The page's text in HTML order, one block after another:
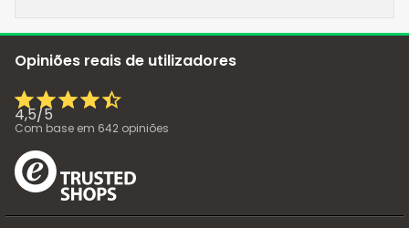
Opiniões reais de utilizadores
4,5/5
Com base em 642 opiniões